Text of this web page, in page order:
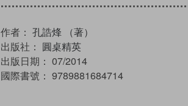
作者： 孔誥烽 （著）
出版社： 圓桌精英
出版日期： 07/2014
國際書號： 9789881684714